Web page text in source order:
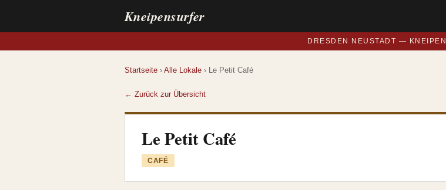
Kneipensurfer
DRESDEN NEUSTADT —
Startseite › Alle Lokale › Le Petit Café
← Zurück zur Übersicht
Le Petit Café
CAFÉ